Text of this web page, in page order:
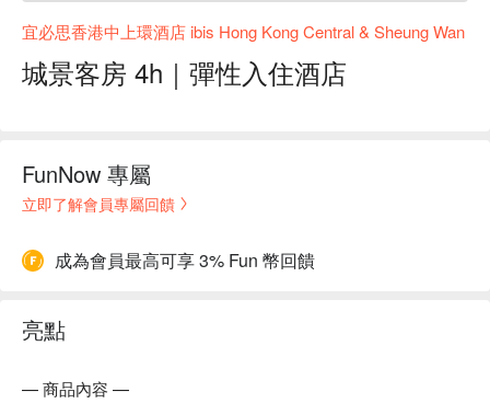
宜必思香港中上環酒店 ibis Hong Kong Central & Sheung Wan
城景客房 4h｜彈性入住酒店
FunNow 專屬
立即了解會員專屬回饋
成為會員最高可享 3% Fun 幣回饋
亮點
— 商品內容 —